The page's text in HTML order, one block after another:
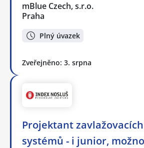
mBlue Czech, s.r.o.
Praha
Plný úvazek
Zveřejněno: 3. srpna
Projektant zavlažovacích
systémů - i junior,